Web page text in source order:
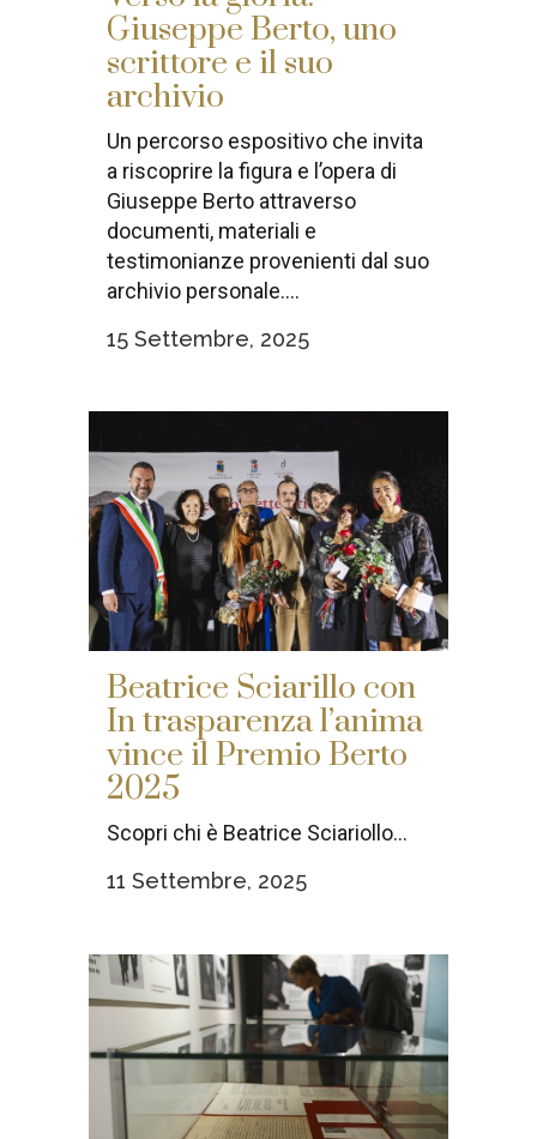
Giuseppe Berto, uno
scrittore e il suo
archivio
Un percorso espositivo che invita
a riscoprire la figura e l’opera di
Giuseppe Berto attraverso
documenti, materiali e
testimonianze provenienti dal suo
archivio personale....
15 Settembre, 2025
Beatrice Sciarillo con
In trasparenza l’anima
vince il Premio Berto
2025
Scopri chi è Beatrice Sciariollo...
11 Settembre, 2025